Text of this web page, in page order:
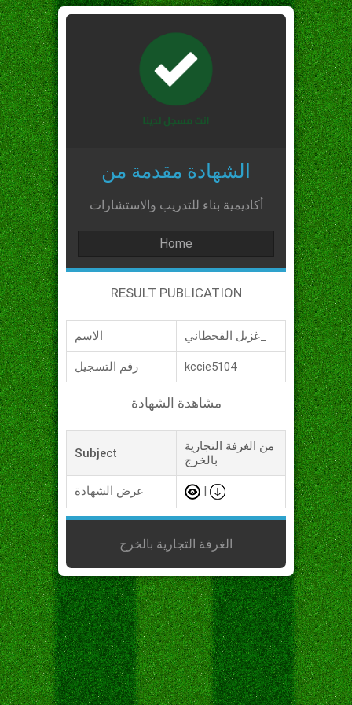
الشهادة مقدمة من
أكاديمية بناء للتدريب والاستشارات
Home
RESULT PUBLICATION
الاسم
رقم التسجيل kccie5104
مشاهدة الشهادة
Subject
من الغرفة التجارية
بالخرج
عرض الشهادة
الغرفة التجارية بالخرج